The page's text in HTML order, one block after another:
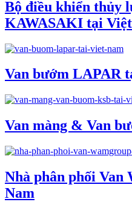
Bộ điều khiển thủy
KAWASAKI tại
Van bướm LAPAR
Van màng & Van
Nhà phân phối
Nam